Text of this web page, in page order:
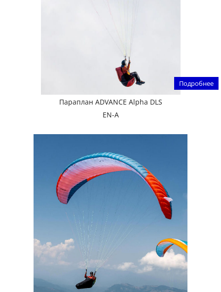
Подробнее
Параплан ADVANCE Alpha DLS
EN-A